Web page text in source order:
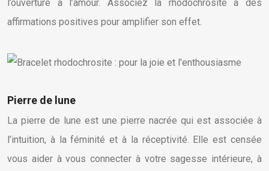
l’ouverture à l’amour. Associez la rhodochrosite à des
affirmations positives pour amplifier son effet.
Pierre de lune
La pierre de lune est une pierre nacrée qui est associée à
l’intuition, à la féminité et à la réceptivité. Elle est censée
vous aider à vous connecter à votre sagesse intérieure, à